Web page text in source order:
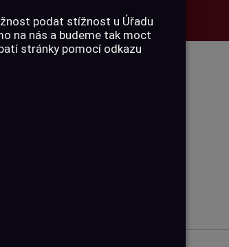
podat stížnost u Úřadu
na nás a budeme tak moct
stránky pomocí odkazu
VLAJEČKA /